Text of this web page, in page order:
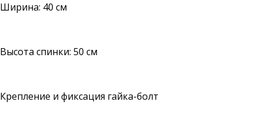
Ширина: 40 см
Высота спинки: 50 см
Крепление и фиксация гайка-болт